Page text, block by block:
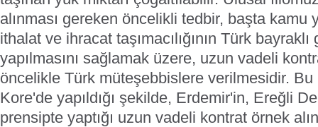
alınması gereken öncelikli tedbir, başta kamu
ithalat ve ihracat taşımacılığının Türk
yapılmasını sağlamak üzere, uzun vadeli
öncelikle Türk müteşebbislere verilmesidir.
Kore'de yapıldığı şekilde, Erdemir'in, Ereğli
prensipte yaptığı uzun vadeli kontrat örnek